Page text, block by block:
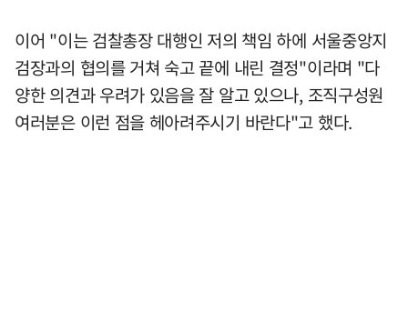
이어 "이는 검찰총장 대행인 저의 책임 하에 서울중앙지
검장과의 협의를 거쳐 숙고 끝에 내린 결정"이라며 "다
양한 의견과 우려가 있음을 잘 알고 있으나, 조직구성원
여러분은 이런 점을 헤아려주시기 바란다"고 했다.